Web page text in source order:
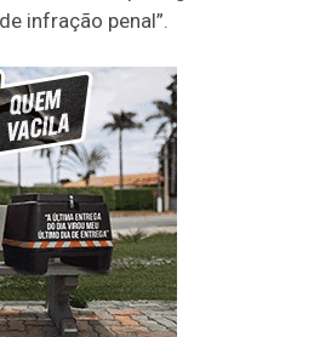
infração penal”.